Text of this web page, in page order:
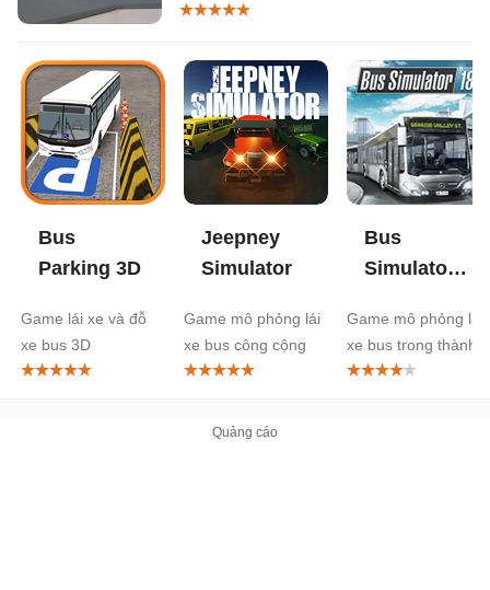
Bus
Parking 3D
Game lái xe và đỗ
xe bus 3D
Jeepney
Simulator
Game mô phỏng lái
xe bus công cộng
Bus
Simulator
Game mô phỏng lái
xe bus trong thành
phố